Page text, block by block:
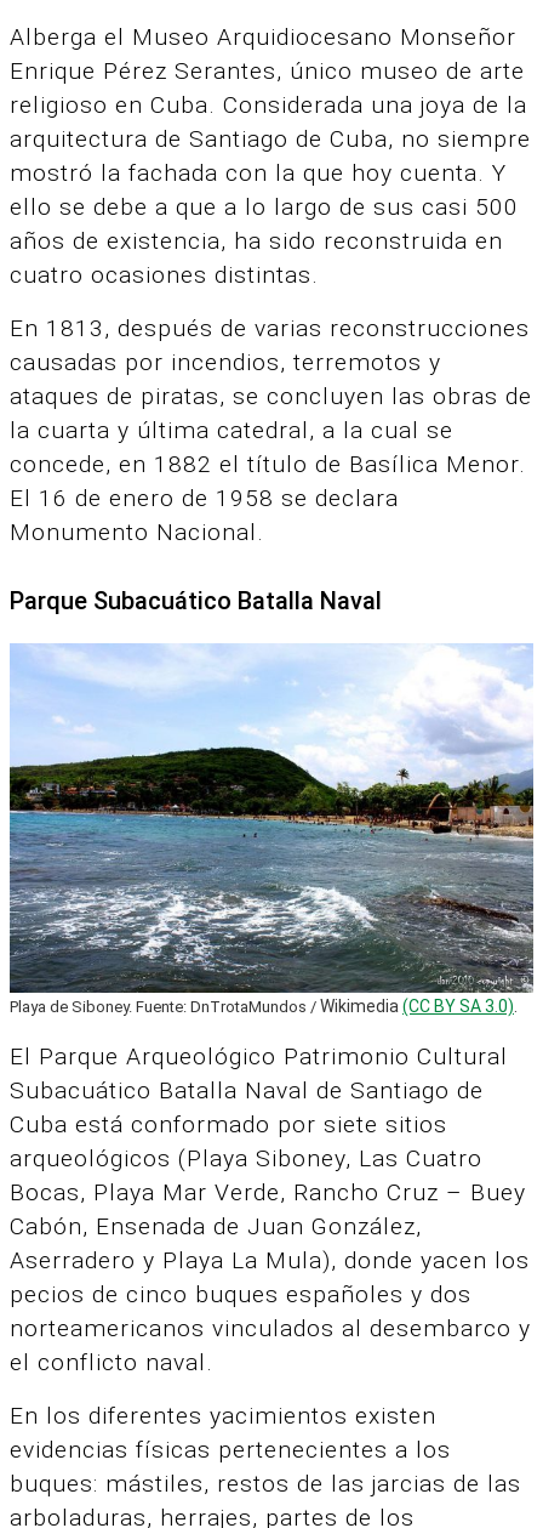
Alberga el Museo Arquidiocesano Monseñor
Enrique Pérez Serantes, único museo de arte
religioso en Cuba. Considerada una joya de la
arquitectura de Santiago de Cuba, no siempre
mostró la fachada con la que hoy cuenta. Y
ello se debe a que a lo largo de sus casi 500
años de existencia, ha sido reconstruida en
cuatro ocasiones distintas.
En 1813, después de varias reconstrucciones
causadas por incendios, terremotos y
ataques de piratas, se concluyen las obras de
la cuarta y última catedral, a la cual se
concede, en 1882 el título de Basílica Menor.
El 16 de enero de 1958 se declara
Monumento Nacional.
Parque Subacuático Batalla Naval
Playa de Siboney. Fuente: DnTrotaMundos / Wikimedia (CC BY SA 3.0)
El Parque Arqueológico Patrimonio Cultural
Subacuático Batalla Naval de Santiago de
Cuba está conformado por siete sitios
arqueológicos (Playa Siboney, Las Cuatro
Bocas, Playa Mar Verde, Rancho Cruz – Buey
Cabón, Ensenada de Juan González,
Aserradero y Playa La Mula), donde yacen los
pecios de cinco buques españoles y dos
norteamericanos vinculados al desembarco y
el conflicto naval.
En los diferentes yacimientos existen
evidencias físicas pertenecientes a los
buques: mástiles, restos de las jarcias de las
arboladuras, herrajes, partes de los